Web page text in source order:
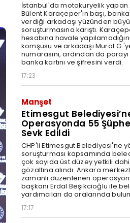
İstanbul'da motokuryelik yapan
Bülent Karaçeper'in başı, banka
verdiği arkadaşı yüzünden
soruşturmasına karıştı.
hesabına havale
komşusu ve arkadaşı Murat
numarasını, ardından da
banka kartını ve şifresini verdi.
17:23
Manşet
Etimesgut
Operasyonda 55
Sevk Edildi
CHP'li Etimesgut Belediyesi'ne
soruşturması kapsamında
çok sayıda üst düzey yetkili
gözaltına alındı. Ankara
zamanlı düzenlenen
başkanı Erdal Beşikcioğlu ile
yardımcıları da aralarında
17:17